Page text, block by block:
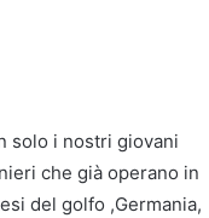
solo i nostri giovani
che già operano in
del golfo ,Germania,